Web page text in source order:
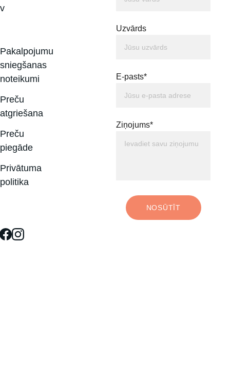
Uzvārds
E-pasts*
Ziņojums*
NOSŪTĪT
v
Pakalpojumu
sniegšanas
noteikumi
Preču
atgriešana
Preču
piegāde
Privātuma
politika